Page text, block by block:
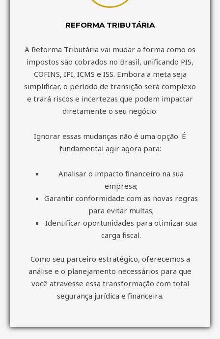
REFORMA TRIBUTÁRIA
A Reforma Tributária vai mudar a forma como os
impostos são cobrados no Brasil, unificando PIS,
COFINS, IPI, ICMS e ISS. Embora a meta seja
simplificar, o período de transição será complexo
e trará riscos e incertezas que podem impactar
diretamente o seu negócio.
Ignorar essas mudanças não é uma opção. É
fundamental agir agora para:
Analisar o impacto financeiro na sua
empresa;
Garantir conformidade com as novas regras
para evitar multas;
Identificar oportunidades para otimizar sua
carga fiscal.
Como seu parceiro estratégico, oferecemos a
análise e o planejamento necessários para que
você atravesse essa transformação com total
segurança jurídica e financeira.